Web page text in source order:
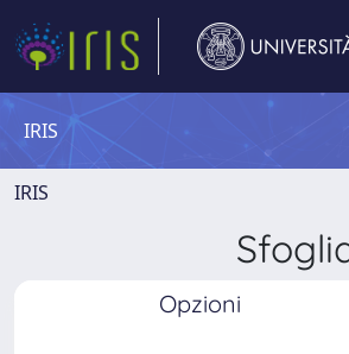
IRIS
IRIS
Opzioni